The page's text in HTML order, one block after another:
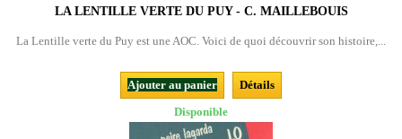
LA LENTILLE VERTE DU PUY - C. MAILLEBOUIS
La Lentille verte du Puy est une AOC. Voici de quoi découvrir son histoire,...
Ajouter au panier
Détails
Disponible